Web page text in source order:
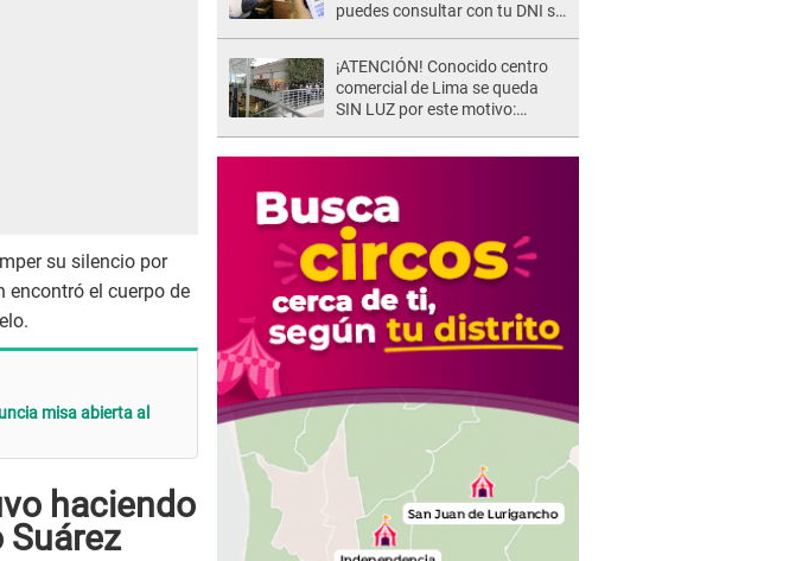
su silencio por
encontró el cuerpo de
misa abierta al
haciendo
puedes consultar con tu DNI si
¡ATENCIÓN! Conocido centro
comercial de Lima se queda
SIN LUZ por este motivo: